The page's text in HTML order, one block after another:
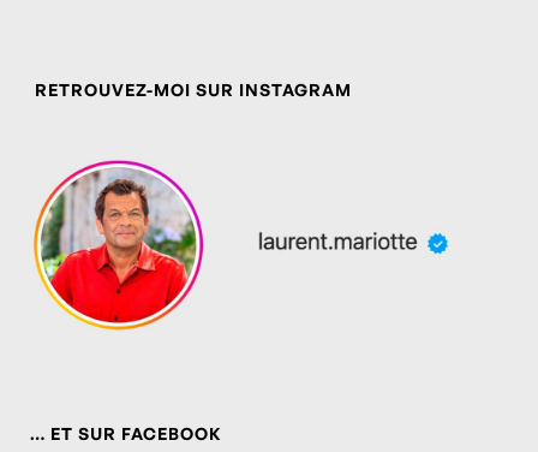
RETROUVEZ-MOI SUR INSTAGRAM
… ET SUR FACEBOOK